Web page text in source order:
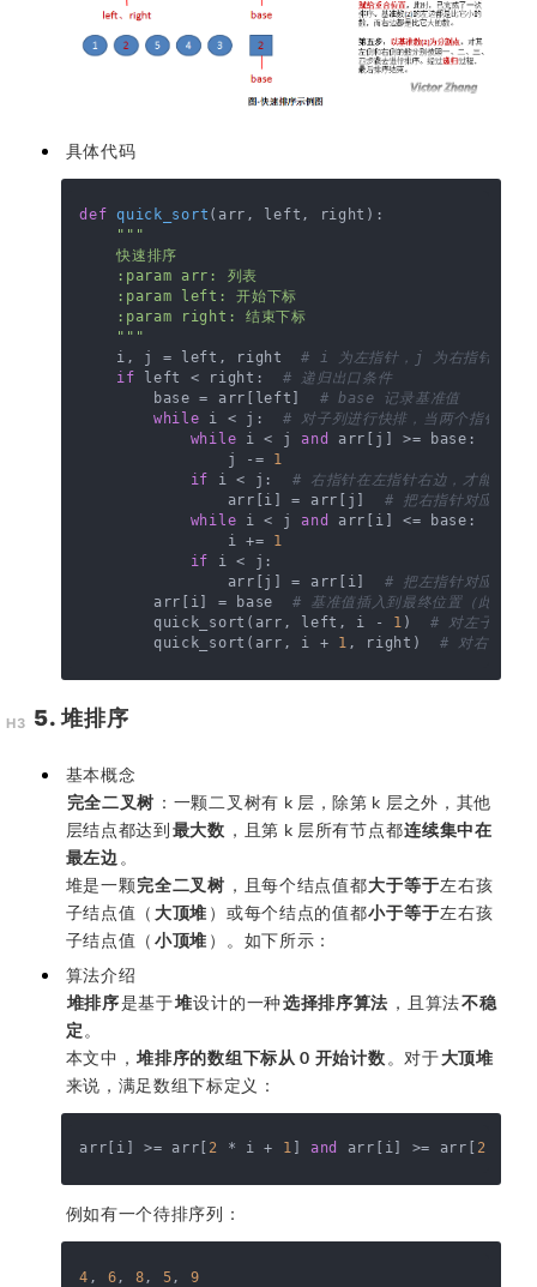
具体代码
def quick_sort ( arr, left, right ):
"""
    快速排序
    :param arr: 列表
    :param left: 开始下标
    :param right: 结束下标
    """
    i, j = left, right
# i 为左指针，j 为右指针
if left < right: # 递归出口条件
        base = arr[left]
# base 记录基准值
while i < j: # 对子列进行快排，当两个指针相遇
while i < j and arr[j] >= base:
                j -=
1
if i < j: # 右指针在左指针右边，才能进行
                arr[i] = arr[j]
# 把右指针对应的值
while i < j and arr[i] <= base:
                i +=
1
if i < j:
                arr[j] = arr[i]
# 把左指针对应的值
        arr[i] = base
# 基准值插入到最终位置（此时左
        quick_sort(arr, left, i -
1 ) # 对左子列（
        quick_sort(arr, i +
1 , right) # 对右子列（
5. 堆排序
基本概念
完全二叉树 ：一颗二叉树有 k 层，除第 k 层之外，其他
层结点都达到最大数 ，且第 k 层所有节点都连续集中在
最左边 。
堆是一颗完全二叉树 ，且每个结点值都大于等于左右孩
子结点值（ 大顶堆 ）或每个结点的值都小于等于左右孩
子结点值（ 小顶堆 ）。如下所示：
算法介绍
堆排序是基于堆设计的一种选择排序算法 ，且算法不稳
定 。
本文中， 堆排序的数组下标从 0 开始计数 。对于大顶堆
来说，满足数组下标定义：
arr[i] >= arr[ 2 * i + 1 and arr[i] >= arr[ 2
例如有一个待排序列：
4 , 6, 8, 5, 9